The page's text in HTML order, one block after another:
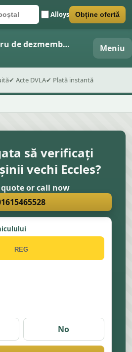
de înmatriculare
poștal Alloys
formularul Obține ofertă
Eccles Centru de dezmembrări auto Meniu
✔ Acte DVLA✔ Plată instantă
să verificați
vechi Eccles?
or call now
No